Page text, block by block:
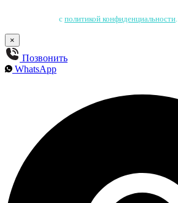
с политикой конфиденциальности.
×
Позвонить
WhatsApp